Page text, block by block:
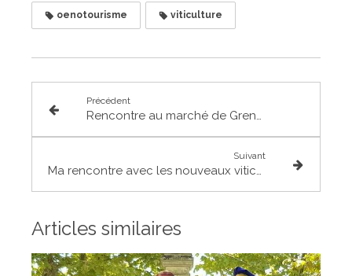
oenotourisme viticulture
Précédent
Rencontre au marché de Grenade
Suivant
Ma rencontre avec les nouveaux viticulteurs du Frontonnais
Articles similaires